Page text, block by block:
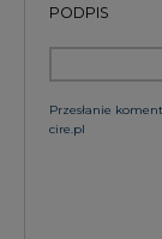
PODPIS
Przesłanie
cire.pl